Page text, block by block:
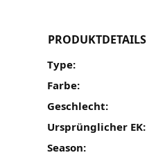
PRODUKTDETAILS
Type:
Farbe:
Geschlecht:
Ursprünglicher EK:
Season: